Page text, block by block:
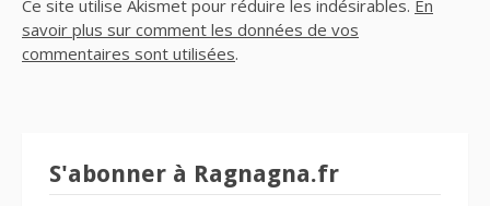
Ce site utilise Akismet pour réduire les indésirables. En
savoir plus sur comment les données de vos
commentaires sont utilisées.
S'abonner à Ragnagna.fr